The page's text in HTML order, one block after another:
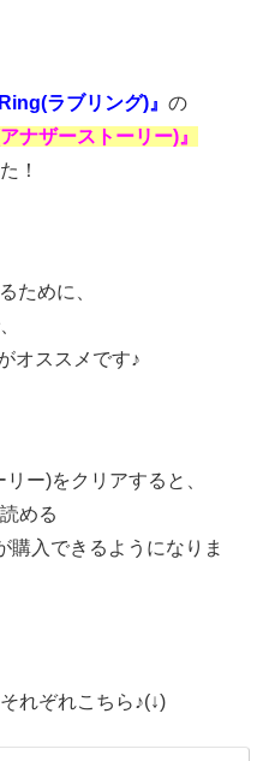
ラブリング)』 の
ナザーストーリー)』
！
ために、
オススメです♪
ー)をクリアすると、
める
購入できるようになりま
れぞれこちら♪(↓)